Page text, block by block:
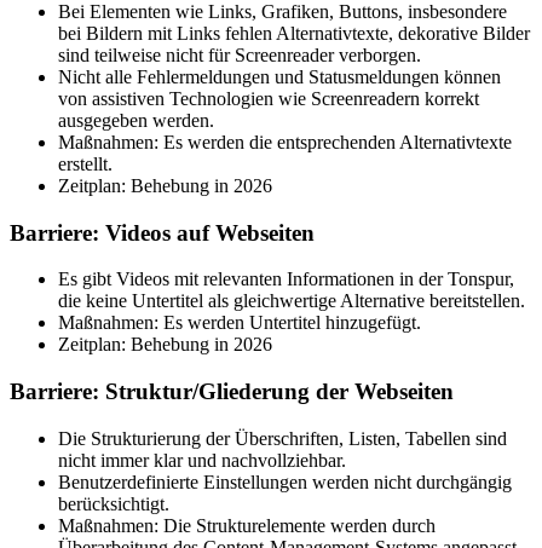
Bei Elementen wie Links, Grafiken, Buttons, insbesondere
bei Bildern mit Links fehlen Alternativtexte, dekorative Bilder
sind teilweise nicht für Screenreader verborgen.
Nicht alle Fehlermeldungen und Statusmeldungen können
von assistiven Technologien wie Screenreadern korrekt
ausgegeben werden.
Maßnahmen: Es werden die entsprechenden Alternativtexte
erstellt.
Zeitplan: Behebung in 2026
Barriere: Videos auf Webseiten
Es gibt Videos mit relevanten Informationen in der Tonspur,
die keine Untertitel als gleichwertige Alternative bereitstellen.
Maßnahmen: Es werden Untertitel hinzugefügt.
Zeitplan: Behebung in 2026
Barriere: Struktur/Gliederung der Webseiten
Die Strukturierung der Überschriften, Listen, Tabellen sind
nicht immer klar und nachvollziehbar.
Benutzerdefinierte Einstellungen werden nicht durchgängig
berücksichtigt.
Maßnahmen: Die Strukturelemente werden durch